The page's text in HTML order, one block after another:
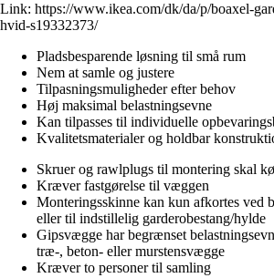
Link: https://www.ikea.com/dk/da/p/boaxel-
hvid-s19332373/
Pladsbesparende løsning til små rum
Nem at samle og justere
Tilpasningsmuligheder efter behov
Høj maksimal belastningsevne
Kan tilpasses til individuelle
Kvalitetsmaterialer og holdbar
Skruer og rawlplugs til montering skal
Kræver fastgørelse til væggen
Monteringsskinne kan kun afkortes ved
eller til indstillelig garderobestang/hylde
Gipsvægge har begrænset
træ-, beton- eller murstensvægge
Kræver to personer til samling